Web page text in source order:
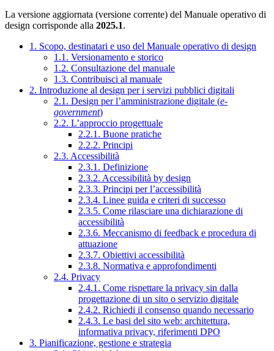
La versione aggiornata (versione corrente) del Manuale operativo di
design corrisponde alla 2025.1.
1. Scopo, destinatari e uso del Manuale operativo di design
1.1. Versionamento e storico
1.2. Consultazione del manuale
1.3. Contribuisci al manuale
2. Introduzione al design per i servizi pubblici digitali
2.1. Design per l’amministrazione digitale (e-
government)
2.2. L’approccio progettuale
2.2.1. Buone pratiche
2.2.2. Principi
2.3. Accessibilità
2.3.1. Definizione
2.3.2. Accessibilità by design
2.3.3. Principi per l’accessibilità
2.3.4. Linee guida e criteri di successo
2.3.5. Come rilasciare una dichiarazione di
accessibilità
2.3.6. Meccanismo di feedback e procedura di
attuazione
2.3.7. Obiettivi accessibilità
2.3.8. Normativa e approfondimenti
2.4. Privacy
2.4.1. Come rispettare la privacy sin dalla
progettazione di un sito o servizio digitale
2.4.2. Richiedi il consenso quando necessario
2.4.3. Le basi del sito web: architettura,
informativa privacy, riferimenti DPO
3. Pianificazione, gestione e strategia